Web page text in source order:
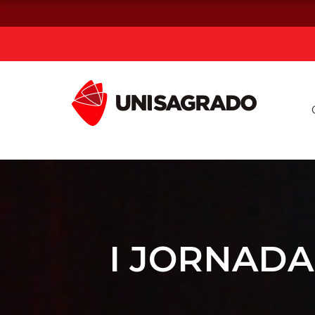
Graduação
Curta Duração
I